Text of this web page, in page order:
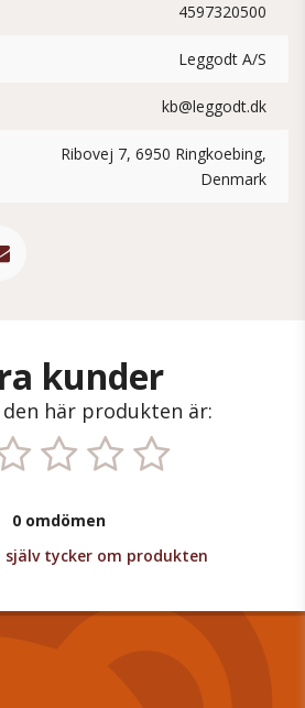
4597320500
Leggodt A/S
kb@leggodt.dk
Ribovej 7, 6950 Ringkoebing,
Denmark
kunder
här produkten är:
0 omdömen
själv tycker om produkten